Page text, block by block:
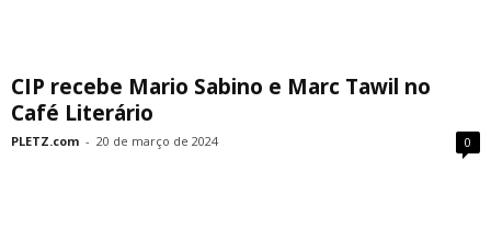
CIP recebe Mario Sabino e Marc Tawil no
Café Literário
PLETZ.com - 20 de março de 2024 0